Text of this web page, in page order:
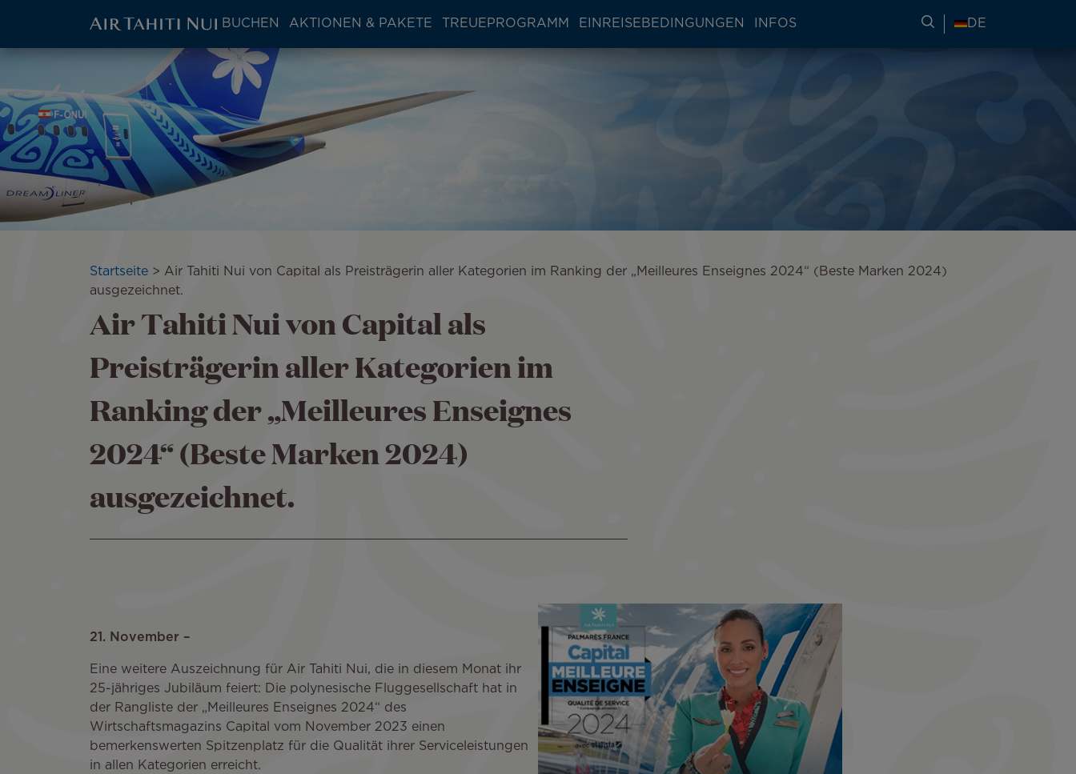
wechseln
Main
menu
block
BUCHEN AKTIONEN & PAKETE TREUEPROGRAMM EINREISEBEDINGUNGEN INFOS DE
Pfadnavigation
Startseite
Air Tahiti Nui von Capital als Preisträgerin aller Kategorien im Ranking der „Meilleures Enseignes 2024“ (Beste Marken 2024)
ausgezeichnet.
Air Tahiti Nui von Capital als
Preisträgerin aller Kategorien im
Ranking der „Meilleures Enseignes
2024“ (Beste Marken 2024)
ausgezeichnet.
21. November –
Eine weitere Auszeichnung für Air Tahiti Nui, die in diesem Monat ihr
25-jähriges Jubiläum feiert: Die polynesische Fluggesellschaft hat in
der Rangliste der „Meilleures Enseignes 2024“ des
Wirtschaftsmagazins Capital vom November 2023 einen
bemerkenswerten Spitzenplatz für die Qualität ihrer Serviceleistungen
in allen Kategorien erreicht.